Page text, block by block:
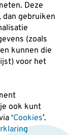
Deze
dan gebruiken
(zoals
kunnen die
voor het
ook kunt
‘Cookies’.